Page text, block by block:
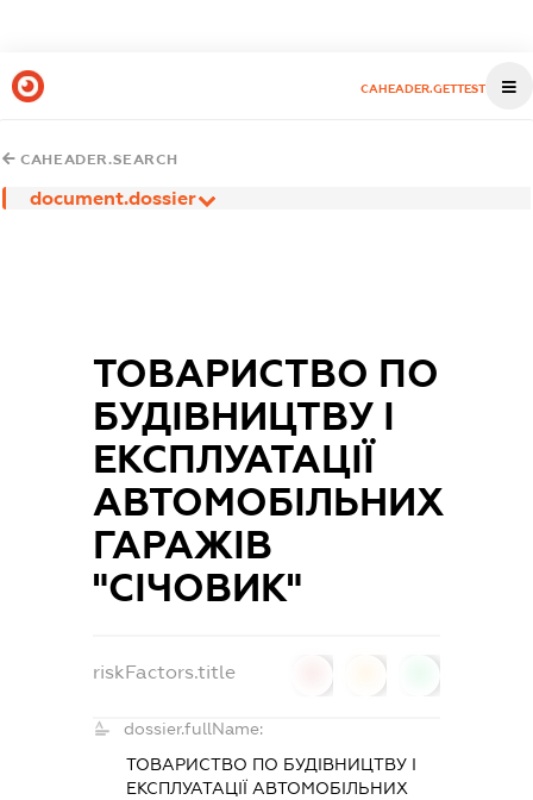
CAHEADER.GETTEST
CAHEADER.SEARCH
document.dossier
ТОВАРИСТВО ПО
БУДІВНИЦТВУ І
ЕКСПЛУАТАЦІЇ
АВТОМОБІЛЬНИХ
ГАРАЖІВ
"СІЧОВИК"
riskFactors.title
dossier.fullName:
ТОВАРИСТВО ПО БУДІВНИЦТВУ І
ЕКСПЛУАТАЦІЇ АВТОМОБІЛЬНИХ